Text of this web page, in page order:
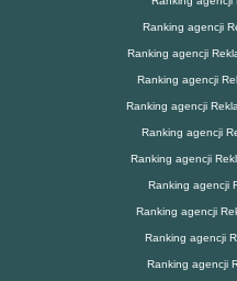
Ranking agencji
Ranking agencji
Ranking agencji
Ranking agencji
Ranking agencji
Ranking agencji
Ranking agencji
Ranking agencji
Ranking agencji
Ranking agencji